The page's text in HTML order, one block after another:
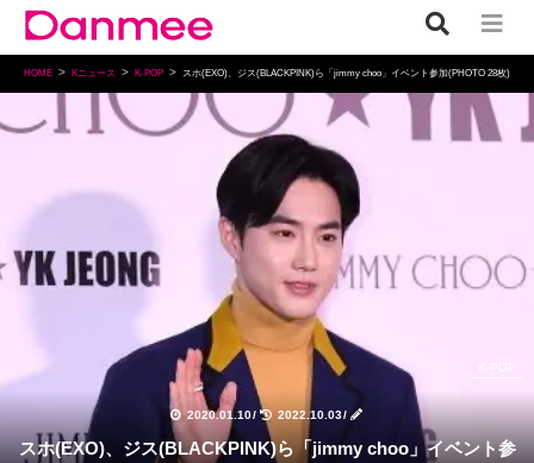
HOME Kニュース K-POP スホ(EXO)、ジス(BLACKPINK)ら「jimmy choo」イベント参加(PHOTO 28枚)
2020.01.10/ 2022.10.03/
K-POP
スホ(EXO)、ジス(BLACKPINK)ら「jimmy choo」イベント参